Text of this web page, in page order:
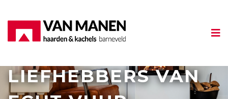
HOUTKACHEL
LIEFHEBBERS VAN